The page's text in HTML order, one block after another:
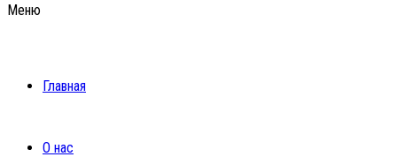
Меню
Главная
О нас